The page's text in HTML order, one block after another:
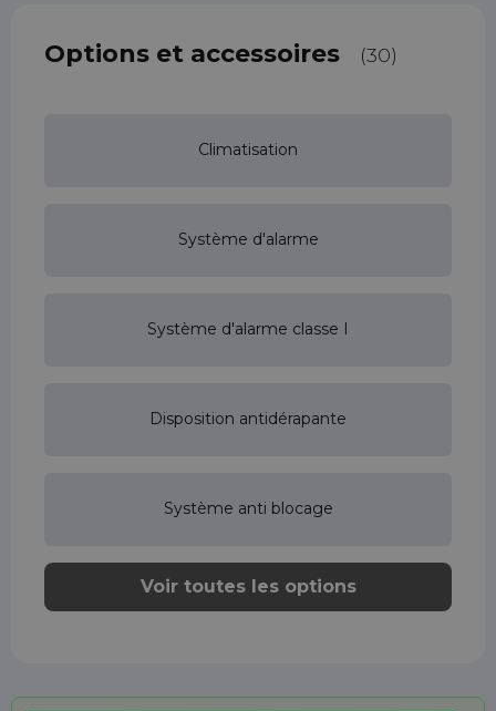
Options et accessoires (30)
Climatisation
Système d'alarme
Système d'alarme classe I
Disposition antidérapante
Système anti blocage
Voir toutes les options